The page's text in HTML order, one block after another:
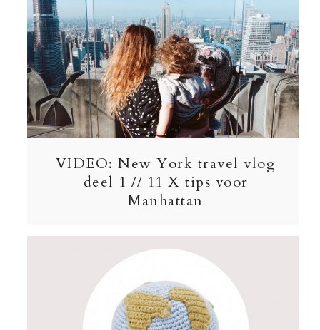
VIDEO: New York travel vlog
deel 1 // 11 X tips voor
Manhattan